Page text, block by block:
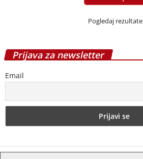
Pogledaj rezultate
Prijava za newsletter
Email